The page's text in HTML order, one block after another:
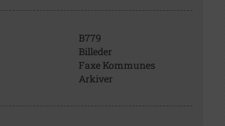
B779
Billeder
Faxe Kommunes
Arkiver